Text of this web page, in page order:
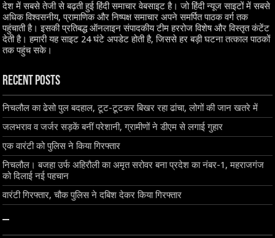
देश में सबसे तेजी से बढ़ती हुई हिंदी समाचार वेबसाइट है। जो हिंदी न्यूज साइटों में सबसे
अधिक विश्वसनीय, प्रामाणिक और निष्पक्ष समाचार अपने समर्पित पाठक वर्ग तक
पहुंचाती है। इसकी प्रतिबद्ध ऑनलाइन संपादकीय टीम हररोज विशेष और विस्तृत कंटेंट
देती है। हमारी यह साइट 24 घंटे अपडेट होती है, जिससे हर बड़ी घटना तत्काल पाठकों
तक पहुंच सके।
Recent Posts
निचलौल का ढेसो पुल बदहाल, टूट-टूटकर बिखर रहा ढांचा, लोगों की जान खतरे में
जलभराव व जर्जर सड़कें बनीं परेशानी, ग्रामीणों ने डीएम से लगाई गुहार
एक वारंटी को पुलिस ने किया गिरफ्तार
निचलौल। बजहा उर्फ अहिरौली का अमृत सरोवर बना प्रदेश का नंबर-1, महराजगंज
को दिलाई नई पहचान
वारंटी गिरफ्तार, चौक पुलिस ने दबिश देकर किया गिरफ्तार
–